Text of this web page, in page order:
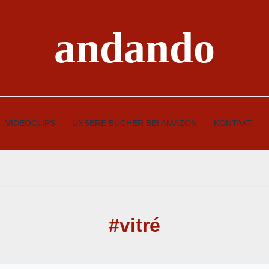
andando
VIDEOCLIPS UNSERE BÜCHER BEI AMAZON KONTAKT
#vitré